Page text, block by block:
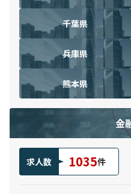
千葉県
兵庫県
熊本県
金
求人数 1035件